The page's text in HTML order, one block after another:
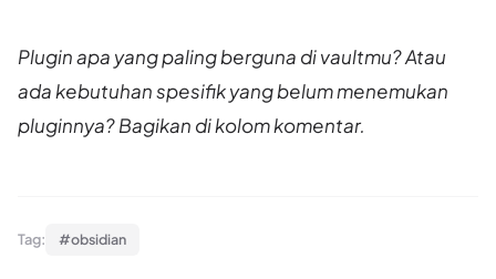
Plugin apa yang paling berguna di vaultmu? Atau
ada kebutuhan spesifik yang belum menemukan
pluginnya? Bagikan di kolom komentar.
Tag: #obsidian